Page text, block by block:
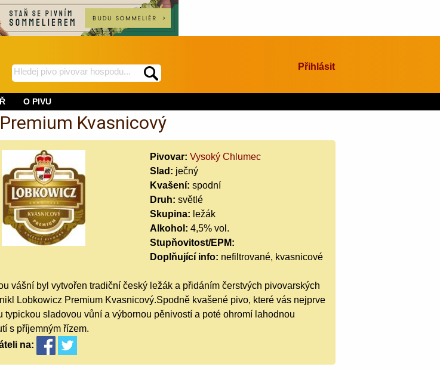
hledej
BeerWeb
spustí
Přihlásit
O PIVU
Kvasnicový
Pivovar: Vysoký Chlumec
Slad: ječný
Kvašení: spodní
Druh: světlé
Skupina: ležák
Alkohol: 4,5% vol.
Stupňovitost/EPM:
Doplňující info: nefiltrované, kvasnicové
vášní byl vytvořen tradiční český ležák a přidáním čerstvých pivovarských
Lobkowicz Premium Kvasnicový.Spodně kvašené pivo, které vás nejprve
typickou sladovou vůní a výbornou pěnivostí a poté ohromí lahodnou
s příjemným řízem.
na: